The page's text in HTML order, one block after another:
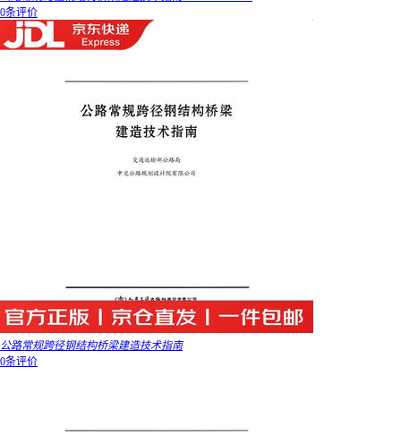
0条评价
公路常规跨径钢结构桥梁建造技术指南
0条评价